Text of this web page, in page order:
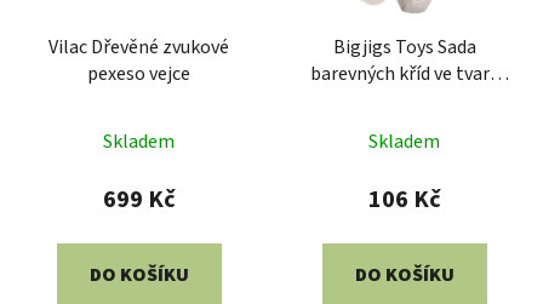
Vilac Dřevěné zvukové
pexeso vejce
Skladem
699 Kč
DO KOŠÍKU
Bigjigs Toys Sada
barevných kříd ve tvaru
Skladem
106 Kč
DO KOŠÍKU